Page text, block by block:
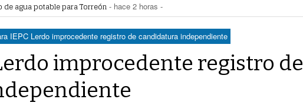
de líder ejidal- hace 3 horas -
concurso de poesía Enriqueta Ochoa- hace 4 horas -
de Durango ante bajos precios de comercialización de los forrajes
por reformas laborales. ‘Hacen ver a patrones como enemigos’, considera
IEPC Lerdo improcedente registro de candidatura independiente
improcedente registro de